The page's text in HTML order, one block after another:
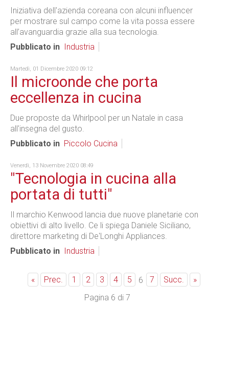
Iniziativa dell'azienda coreana con alcuni influencer
per mostrare sul campo come la vita possa essere
all’avanguardia grazie alla sua tecnologia.
Pubblicato in
Industria
Martedì, 01 Dicembre 2020 09:12
Il microonde che porta
eccellenza in cucina
Due proposte da Whirlpool per un Natale in casa
all'insegna del gusto.
Pubblicato in Piccolo Cucina
Venerdì, 13 Novembre 2020 08:49
"Tecnologia in cucina alla
portata di tutti"
Il marchio Kenwood lancia due nuove planetarie con
obiettivi di alto livello. Ce li spiega Daniele Siciliano,
direttore marketing di De'Longhi Appliances.
Pubblicato in
Industria
« Prec. 1 2 3 4 5 6 7 Succ.
»
Pagina 6 di 7